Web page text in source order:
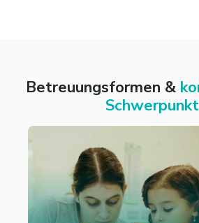
Betreuungsformen &